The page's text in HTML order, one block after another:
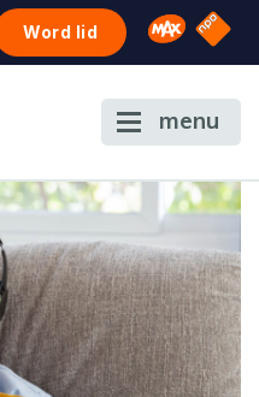
Word lid Omroep
NPO
menu